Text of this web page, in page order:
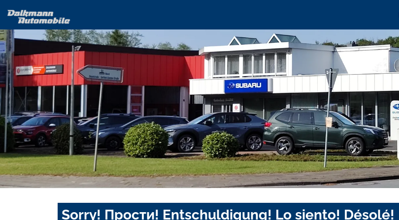
Sorry! Прости! Entschuldigung! Lo siento! Désolé!